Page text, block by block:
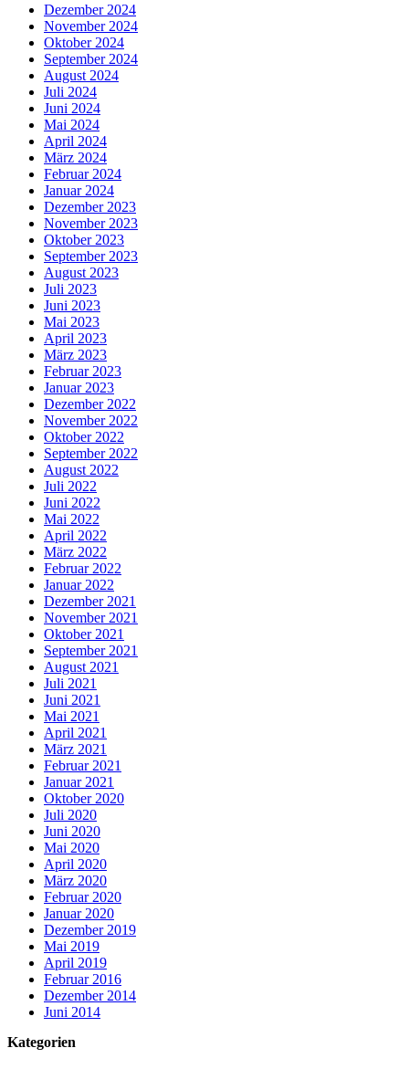
Dezember 2024
November 2024
Oktober 2024
September 2024
August 2024
Juli 2024
Juni 2024
Mai 2024
April 2024
März 2024
Februar 2024
Januar 2024
Dezember 2023
November 2023
Oktober 2023
September 2023
August 2023
Juli 2023
Juni 2023
Mai 2023
April 2023
März 2023
Februar 2023
Januar 2023
Dezember 2022
November 2022
Oktober 2022
September 2022
August 2022
Juli 2022
Juni 2022
Mai 2022
April 2022
März 2022
Februar 2022
Januar 2022
Dezember 2021
November 2021
Oktober 2021
September 2021
August 2021
Juli 2021
Juni 2021
Mai 2021
April 2021
März 2021
Februar 2021
Januar 2021
Oktober 2020
Juli 2020
Juni 2020
Mai 2020
April 2020
März 2020
Februar 2020
Januar 2020
Dezember 2019
Mai 2019
April 2019
Februar 2016
Dezember 2014
Juni 2014
Kategorien